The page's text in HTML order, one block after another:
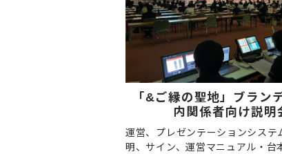
「&ご縁の聖地」ブラン
内関係者向け説明
運営、プレゼンテーションシステ
明、サイン、運営マニュアル・台